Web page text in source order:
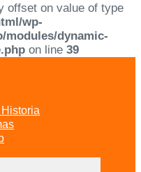
offset on value of type
wp-
modules/dynamic-
on line 39